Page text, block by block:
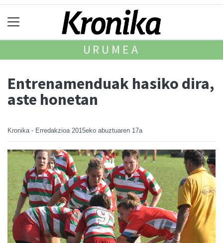
URUMEA
Entrenamenduak hasiko dira,
aste honetan
Kronika - Erredakzioa 2015eko abuztuaren 17a